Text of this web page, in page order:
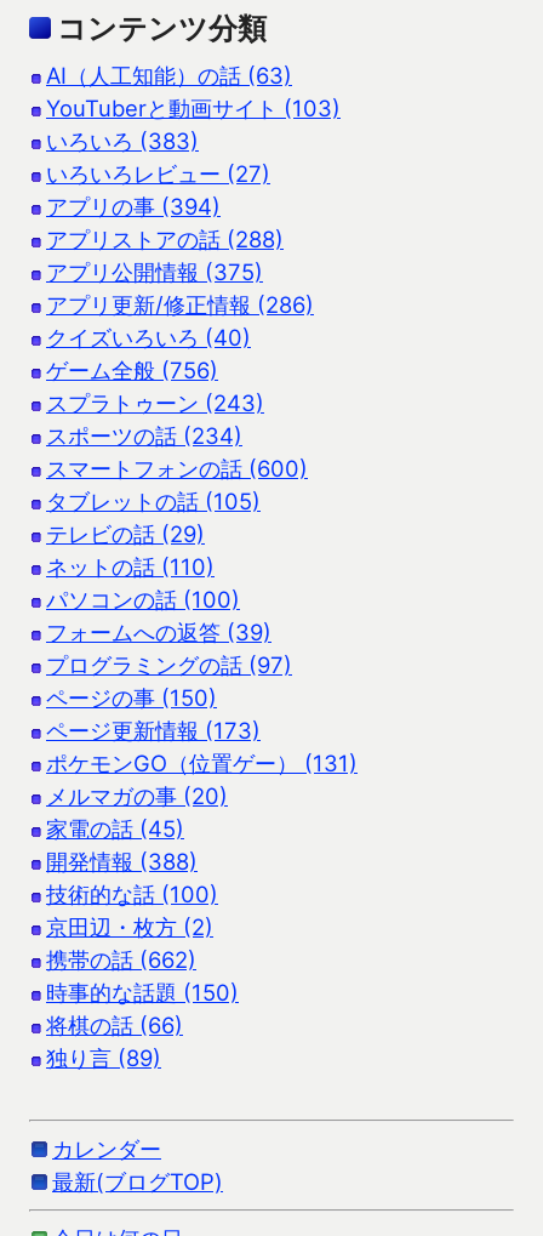
コンテンツ分類
AI（人工知能）の話 (63)
YouTuberと動画サイト (103)
いろいろ (383)
いろいろレビュー (27)
アプリの事 (394)
アプリストアの話 (288)
アプリ公開情報 (375)
アプリ更新/修正情報 (286)
クイズいろいろ (40)
ゲーム全般 (756)
スプラトゥーン (243)
スポーツの話 (234)
スマートフォンの話 (600)
タブレットの話 (105)
テレビの話 (29)
ネットの話 (110)
パソコンの話 (100)
フォームへの返答 (39)
プログラミングの話 (97)
ページの事 (150)
ページ更新情報 (173)
ポケモンGO（位置ゲー） (131)
メルマガの事 (20)
家電の話 (45)
開発情報 (388)
技術的な話 (100)
京田辺・枚方 (2)
携帯の話 (662)
時事的な話題 (150)
将棋の話 (66)
独り言 (89)
カレンダー
最新(ブログTOP)